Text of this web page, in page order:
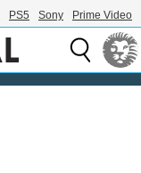
PS5 Sony Prime Video